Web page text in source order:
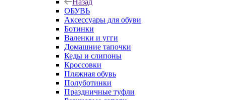
Назад
ОБУВЬ
Аксессуары для обуви
Ботинки
Валенки и угги
Домашние тапочки
Кеды и слипоны
Кроссовки
Пляжная обувь
Полуботинки
Праздничные туфли